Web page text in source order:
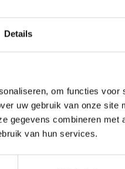
Details
om functies voor
uw gebruik van onze site
gegevens combineren met
van hun services.
Dit model
eerlijke prijs. Of
uitstekende
waar Life
Kleur